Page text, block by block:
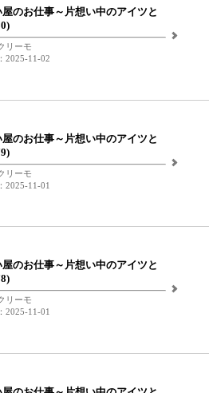
のお仕事～片想い中のアイツと
リーモ
2025-11-02
のお仕事～片想い中のアイツと
リーモ
2025-11-01
のお仕事～片想い中のアイツと
リーモ
2025-11-01